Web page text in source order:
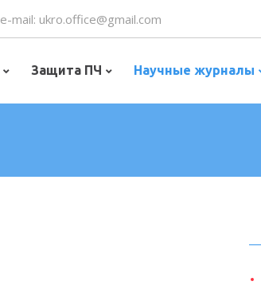
e-mail: ukro.office@gmail.com
Защита ПЧ Научные журналы